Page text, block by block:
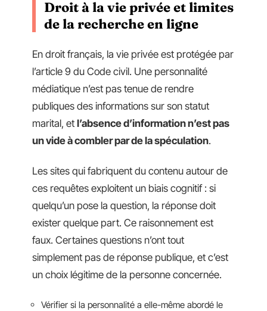
Droit à la vie privée et limites
de la recherche en ligne
En droit français, la vie privée est protégée par
l’article 9 du Code civil. Une personnalité
médiatique n’est pas tenue de rendre
publiques des informations sur son statut
marital, et l’absence d’information n’est pas
un vide à combler par de la spéculation.
Les sites qui fabriquent du contenu autour de
ces requêtes exploitent un biais cognitif : si
quelqu’un pose la question, la réponse doit
exister quelque part. Ce raisonnement est
faux. Certaines questions n’ont tout
simplement pas de réponse publique, et c’est
un choix légitime de la personne concernée.
Vérifier si la personnalité a elle-même abordé le